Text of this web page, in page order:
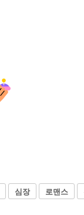
심장 로맨스